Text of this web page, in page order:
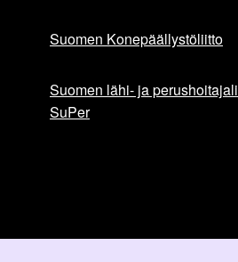
Suomen Konepäällystöliitto
Suomen lähi- ja
SuPer